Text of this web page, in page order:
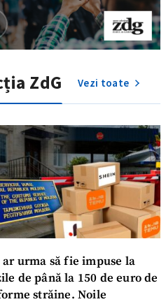
ZdG Vezi toate
ar urma să fie impuse la
de până la 150 de euro de
străine. Noile